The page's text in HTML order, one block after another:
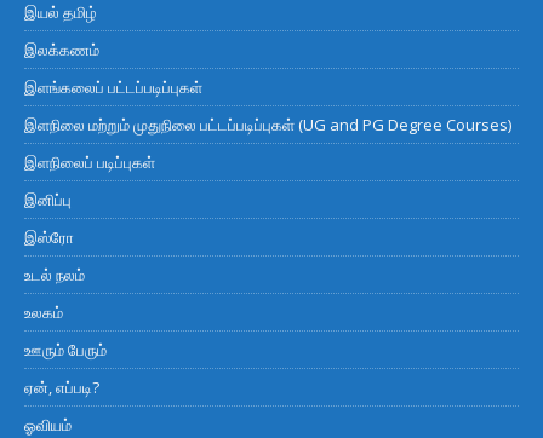
இயல் தமிழ்
இலக்கணம்
இளங்கலைப் பட்டப்படிப்புகள்
இளநிலை மற்றும் முதுநிலை பட்டப்படிப்புகள் (UG and PG Degree Courses)
இளநிலைப் படிப்புகள்
இனிப்பு
இஸ்ரோ
உடல் நலம்
உலகம்
ஊரும் பேரும்
ஏன், எப்படி?
ஓவியம்